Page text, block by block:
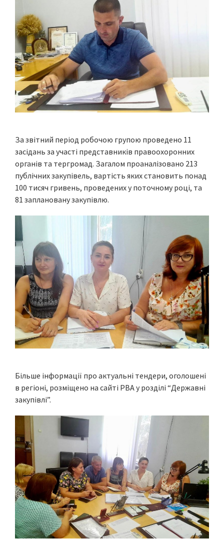
За звітний період робочою групою проведено 11
засідань за участі представників правоохоронних
органів та тергромад. Загалом проаналізовано 213
публічних закупівель, вартість яких становить понад
100 тисяч гривень, проведених у поточному році, та
81 заплановану закупівлю.
Більше інформації про актуальні тендери, оголошені
в регіоні, розміщено на сайті РВА у розділі “Державні
закупівлі”.